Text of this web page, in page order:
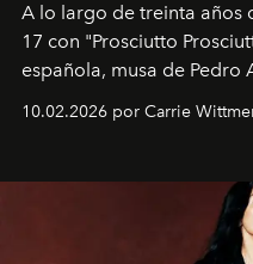
A lo largo de treinta años
17 con "Prosciutto
española, musa de Pedro
Barcelona", ha dividido
dirigida por Maggie
10.02.2026 por Carrie